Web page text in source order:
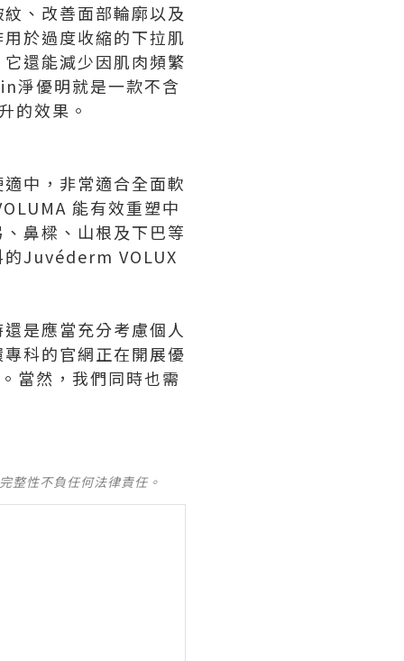
、改善面部輪廓以及
於過度收縮的下拉肌
還能減少因肌肉頻繁
淨優明就是一款不含
的效果。
中，非常適合全面軟
能有效重塑中
鼻樑、山根及下巴等
的Juvéderm VOLUX
是應當充分考慮個人
科的官網正在開展優
當然，我們同時也需
整性不負任何法律責任。